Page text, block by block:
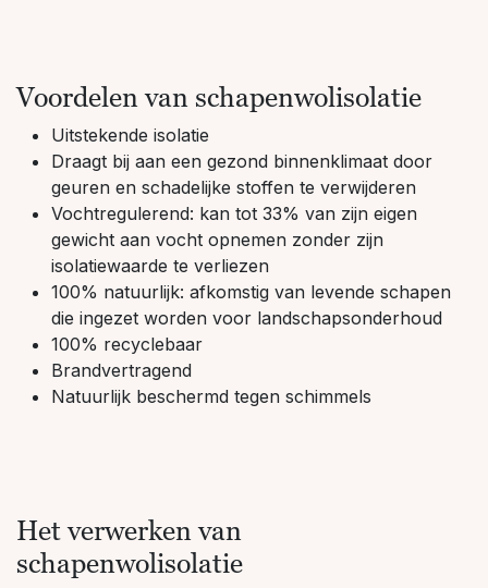
Voordelen van schapenwolisolatie
Uitstekende isolatie
Draagt bij aan een gezond binnenklimaat door
geuren en schadelijke stoffen te verwijderen
Vochtregulerend: kan tot 33% van zijn eigen
gewicht aan vocht opnemen zonder zijn
isolatiewaarde te verliezen
100% natuurlijk: afkomstig van levende schapen
die ingezet worden voor landschapsonderhoud
100% recyclebaar
Brandvertragend
Natuurlijk beschermd tegen schimmels
Het verwerken van
schapenwolisolatie